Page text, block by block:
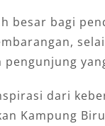
besar bagi
dari
Kampung